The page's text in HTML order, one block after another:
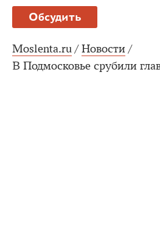
Обсудить
Moslenta.ru / Новости /
В Подмосковье срубили